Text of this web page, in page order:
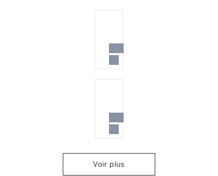
Voir plus